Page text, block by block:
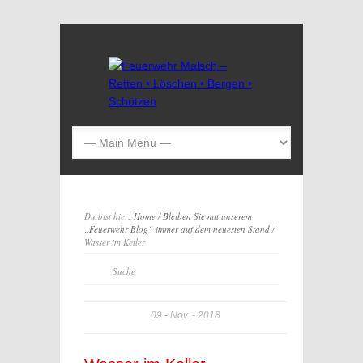
Du bist hier: Home/Bleiben Sie mit unserem
„Feuerwehr Blog“ immer auf dem neuesten Stand/
Wasser im Keller
09 Nov. 2018